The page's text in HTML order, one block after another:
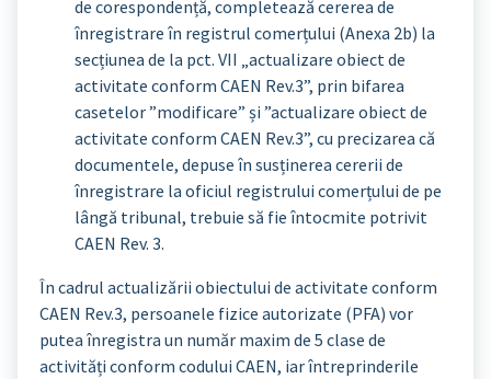
de corespondență, completează cererea de
înregistrare în registrul comerțului (Anexa 2b) la
secțiunea de la pct. VII „actualizare obiect de
activitate conform CAEN Rev.3”, prin bifarea
casetelor ”modificare” și ”actualizare obiect de
activitate conform CAEN Rev.3”, cu precizarea că
documentele, depuse în susținerea cererii de
înregistrare la oficiul registrului comerțului de pe
lângă tribunal, trebuie să fie întocmite potrivit
CAEN Rev. 3.
În cadrul actualizării obiectului de activitate conform
CAEN Rev.3, persoanele fizice autorizate (PFA) vor
putea înregistra un număr maxim de 5 clase de
activități conform codului CAEN, iar întreprinderile